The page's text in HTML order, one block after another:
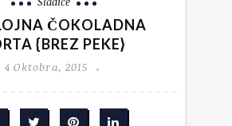
ČOKOLADNA
{BREZ PEKE}
4 Oktobra, 2015